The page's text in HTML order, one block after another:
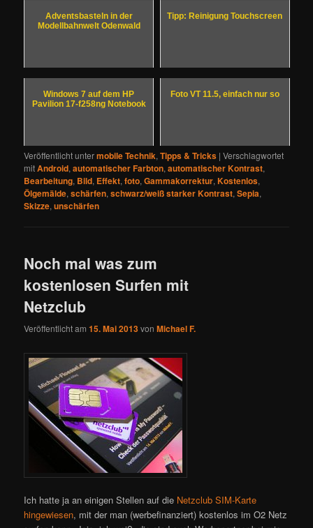
Adventsbasteln in der
Modellbahnwelt Odenwald
Tipp: Reinigung Touchscreen
Windows 7 auf dem HP
Pavilion 17-f258ng Notebook
Foto VT 11.5, einfach nur so
Veröffentlicht untermobile Technik,Tipps & Tricks |Verschlagwortet
mitAndroid,automatischer Farbton,automatischer Kontrast,
Bearbeitung, Bild, Effekt,foto,Gammakorrektur,Kostenlos,
Ölgemälde,schärfen,schwarz/weiß starker Kontrast,Sepia,
Skizze,unschärfen
Noch mal was zum
kostenlosen Surfen mit
Netzclub
Veröffentlicht am15. Mai 2013vonMichael F.
Ich hatte ja an einigen Stellen auf die Netzclub SIM-Karte
hingewiesen, mit der man (werbefinanziert) kostenlos im O2 Netz